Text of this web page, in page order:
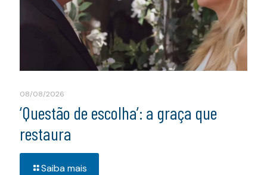
08/08/2026
‘Questão de escolha’: a graça que
restaura
Saiba mais